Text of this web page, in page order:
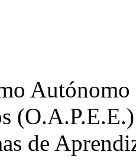
(O.A.P.E.E.)
de